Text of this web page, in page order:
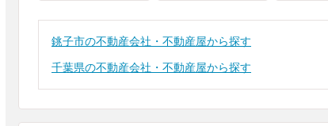
銚子市の不動産会社・不動産屋から探す
千葉県の不動産会社・不動産屋から探す